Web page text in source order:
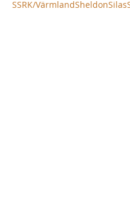
SSRK/VärmlandSheldonSilas